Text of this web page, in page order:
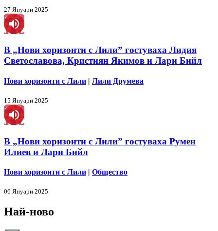
27 Януари 2025
В „Нови хоризонти с Лили” гостуваха Лидия
Светославова, Кристиян Якимов и Лари Бийл
Нови хоризонти с Лили | Лили Друмева
15 Януари 2025
В „Нови хоризонти с Лили” гостуваха Румен
Илиев и Лари Бийл
Нови хоризонти с Лили | Общество
06 Януари 2025
Най-ново